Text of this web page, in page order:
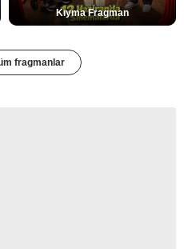
Kıyma Fragman
fragmanlar